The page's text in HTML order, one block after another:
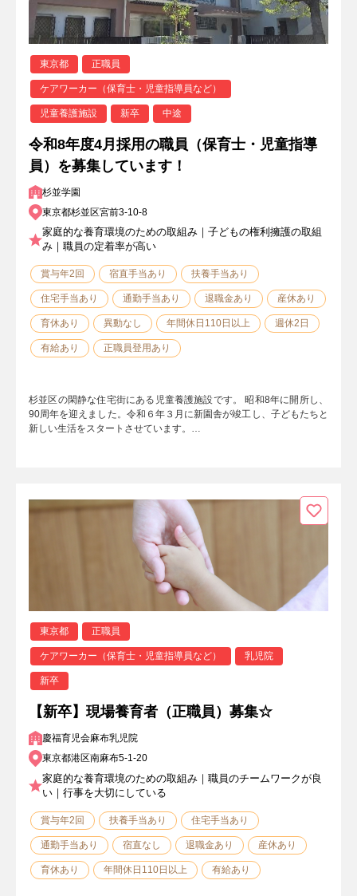
東京都 正職員
ケアワーカー（保育士・児童指導員など）
児童養護施設 新卒 中途
令和8年度4月採用の職員（保育士・児童指導
員）を募集しています！
杉並学園
東京都杉並区宮前3-10-8
家庭的な養育環境のための取組み｜子どもの権利擁護の取組
み｜職員の定着率が高い
賞与年2回 宿直手当あり 扶養手当あり
住宅手当あり 通勤手当あり 退職金あり 産休あり
育休あり 異動なし 年間休日110日以上 週休2日
有給あり 正職員登用あり
杉並区の閑静な住宅街にある児童養護施設です。 昭和8年に開所し、
90周年を迎えました。令和６年３月に新園舎が竣工し、子どもたちと
新しい生活をスタートさせています。…
東京都 正職員
ケアワーカー（保育士・児童指導員など） 乳児院
新卒
【新卒】現場養育者（正職員）募集☆
慶福育児会麻布乳児院
東京都港区南麻布5-1-20
家庭的な養育環境のための取組み｜職員のチームワークが良
い｜行事を大切にしている
賞与年2回 扶養手当あり 住宅手当あり
通勤手当あり 宿直なし 退職金あり 産休あり
育休あり 年間休日110日以上 有給あり